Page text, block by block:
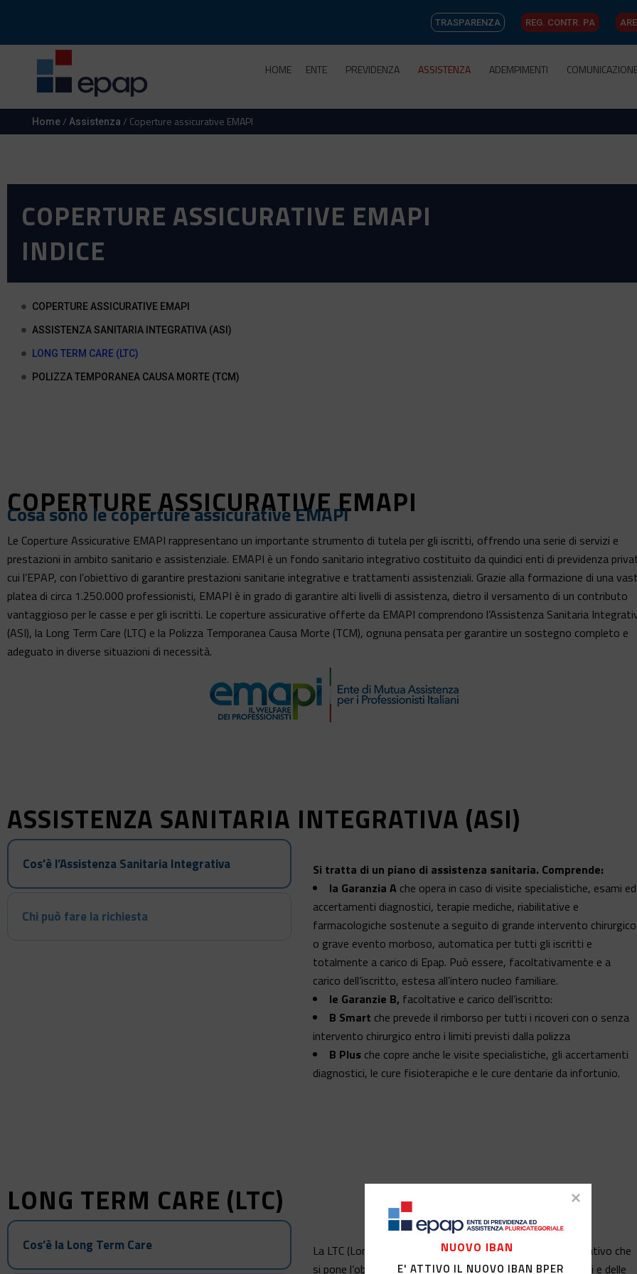
TRASPARENZA REG. CONTR. PA
HOME ENTE PREVIDENZA ASSISTENZA ADEMPIMENTI
Home/ Assistenza / Coperture assicurative EMAPI
COPERTURE ASSICURATIVE EMAPI
INDICE
COPERTURE ASSICURATIVE EMAPI
ASSISTENZA SANITARIA INTEGRATIVA (ASI)
LONG TERM CARE (LTC)
POLIZZA TEMPORANEA CAUSA MORTE (TCM)
COPERTURE ASSICURATIVE EMAPI
Cosa sono le coperture assicurative EMAPI
Le Coperture Assicurative EMAPI rappresentano un importante strumento di tutela per gli iscritti, offrendo una serie di servizi e
prestazioni in ambito sanitario e assistenziale. EMAPI è un fondo sanitario integrativo costituito da quindici enti di previdenza
cui l’EPAP, con l’obiettivo di garantire prestazioni sanitarie integrative e trattamenti assistenziali. Grazie alla formazione di una
platea di circa 1.250.000 professionisti, EMAPI è in grado di garantire alti livelli di assistenza, dietro il versamento di un contributo
vantaggioso per le casse e per gli iscritti. Le coperture assicurative offerte da EMAPI comprendono l’Assistenza Sanitaria
(ASI), la Long Term Care (LTC) e la Polizza Temporanea Causa Morte (TCM), ognuna pensata per garantire un sostegno completo e
adeguato in diverse situazioni di necessità.
ASSISTENZA SANITARIA INTEGRATIVA (ASI)
Cos'è l’Assistenza Sanitaria Integrativa
Chi può fare la richiesta
Si tratta di un piano di assistenza sanitaria. Comprende:
la Garanzia A che opera in caso di visite specialistiche, esami ed
accertamenti diagnostici, terapie mediche, riabilitative e
farmacologiche sostenute a seguito di grande intervento chirurgico
o grave evento morboso, automatica per tutti gli iscritti e
totalmente a carico di Epap. Può essere, facoltativamente e a
carico dell’iscritto, estesa all’intero nucleo familiare.
le Garanzie B, facoltative e carico dell’iscritto:
B Smart che prevede il rimborso per tutti i ricoveri con o senza
intervento chirurgico entro i limiti previsti dalla polizza
B Plus che copre anche le visite specialistiche, gli accertamenti
diagnostici, le cure fisioterapiche e le cure dentarie da infortunio.
LONG TERM CARE (LTC)
Cos’è la Long Term Care
La LTC (Long Term Care), rappresenta un intervento innovativo che
si pone l’obiettivo di alleviare le difficoltà dei professionisti e delle
NUOVO IBAN
E' ATTIVO IL NUOVO IBAN BPER